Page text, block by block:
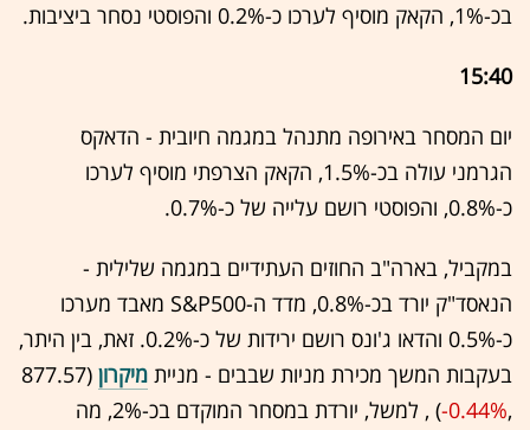
בכ-1%, הקאק מוסיף לערכו כ-0.2% והפוסטי נסחר ביציבות.
15:40
יום המסחר באירופה מתנהל במגמה חיובית - הדאקס
הגרמני עולה בכ-1.5%, הקאק הצרפתי מוסיף לערכו
כ-0.8%, והפוסטי רושם עלייה של כ-0.7%.
במקביל, בארה"ב החוזים העתידיים במגמה שלילית -
הנאסד"ק יורד בכ-0.8%, מדד ה-S&P500 מאבד מערכו
כ-0.5% והדאו ג'ונס רושם ירידות של כ-0.2%. זאת, בין היתר,
בעקבות המשך מכירת מניות שבבים - מניית מיקרון (877.57
,‎
-0.44%
‏) , למשל, יורדת במסחר המוקדם בכ-2%, מה